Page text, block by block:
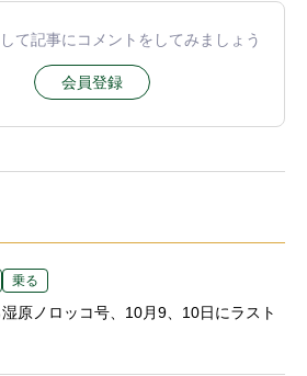
て記事にコメントをしてみましょう
会員登録
乗る
湿原ノロッコ号、10月9、10日にラスト